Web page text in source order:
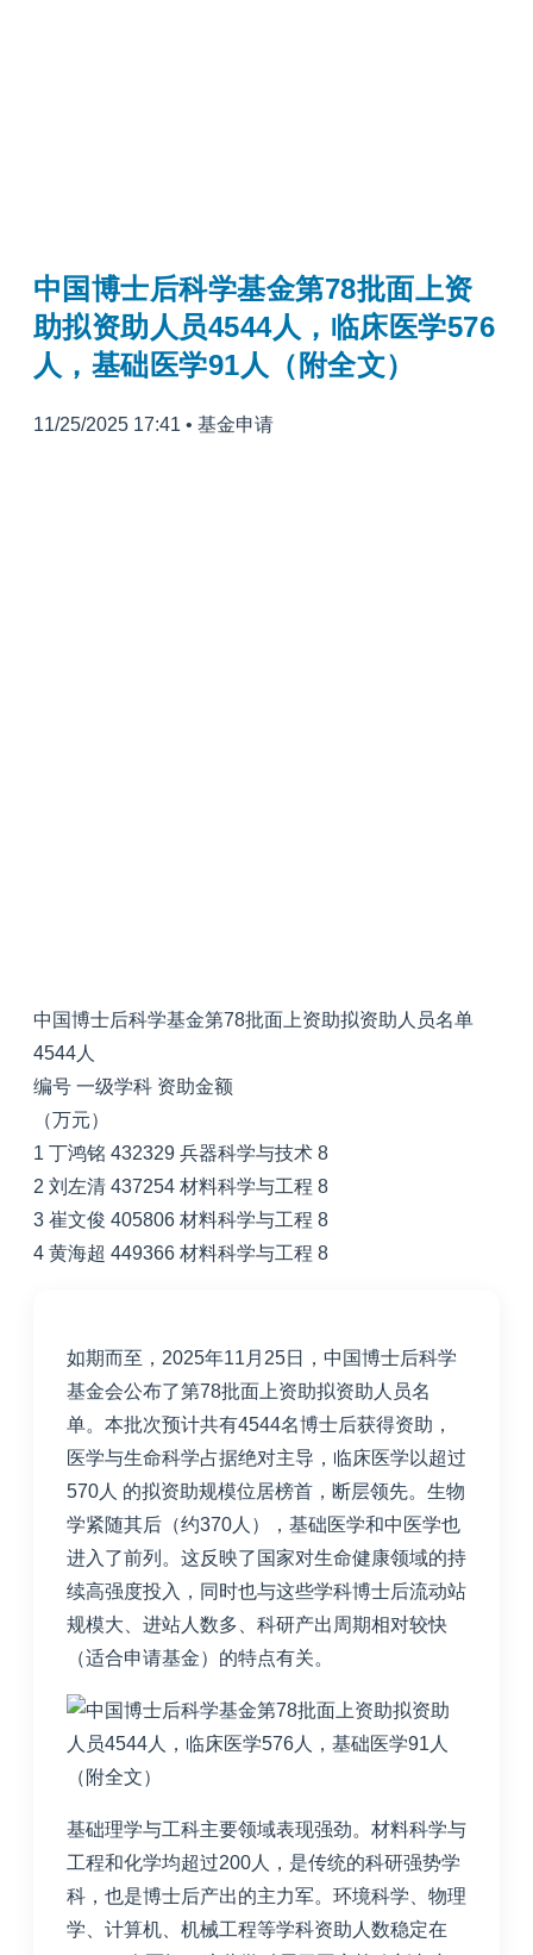
中国博士后科学基金第78批面上资
助拟资助人员4544人，临床医学576
人，基础医学91人（附全文）
11/25/2025 17:41 • 基金申请
中国博士后科学基金第78批面上资助拟资助人员名单
4544人
编号 一级学科 资助金额
（万元）
1 丁鸿铭 432329 兵器科学与技术 8
2 刘左清 437254 材料科学与工程 8
3 崔文俊 405806 材料科学与工程 8
4 黄海超 449366 材料科学与工程 8
如期而至，2025年11月25日，中国博士后科学
基金会公布了第78批面上资助拟资助人员名
单。本批次预计共有4544名博士后获得资助，
医学与生命科学占据绝对主导，临床医学以超过
570人 的拟资助规模位居榜首，断层领先。生物
学紧随其后（约370人），基础医学和中医学也
进入了前列。这反映了国家对生命健康领域的持
续高强度投入，同时也与这些学科博士后流动站
规模大、进站人数多、科研产出周期相对较快
（适合申请基金）的特点有关。
基础理学与工科主要领域表现强劲。材料科学与
工程和化学均超过200人，是传统的科研强势学
科，也是博士后产出的主力军。环境科学、物理
学、计算机、机械工程等学科资助人数稳定在